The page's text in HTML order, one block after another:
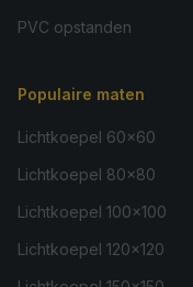
PVC opstanden
Populaire maten
Lichtkoepel 60×60
Lichtkoepel 80×80
Lichtkoepel 100×100
Lichtkoepel 120×120